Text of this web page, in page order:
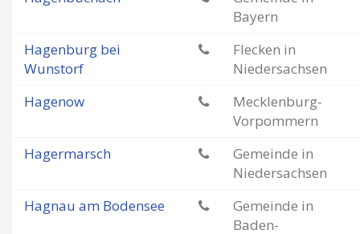
Bayern
Hagenburg bei
Wunstorf
Flecken in
Niedersachsen
Hagenow
Mecklenburg-
Vorpommern
Hagermarsch
Gemeinde in
Niedersachsen
Hagnau am Bodensee
Gemeinde in
Baden-